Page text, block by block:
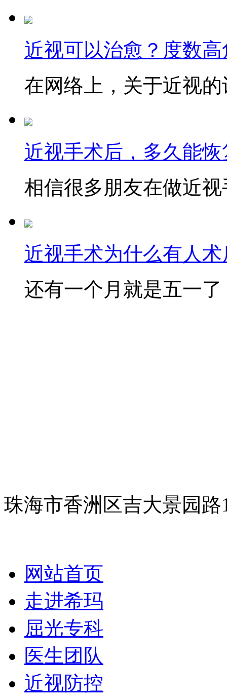
近视可以治愈？度数
在网络上，关于近视
近视手术后，多久能
相信很多朋友在做近
近视手术为什么有人
还有一个月就是五一
珠海市香洲区吉大景园
网站首页
走进希玛
屈光专科
医生团队
近视防控